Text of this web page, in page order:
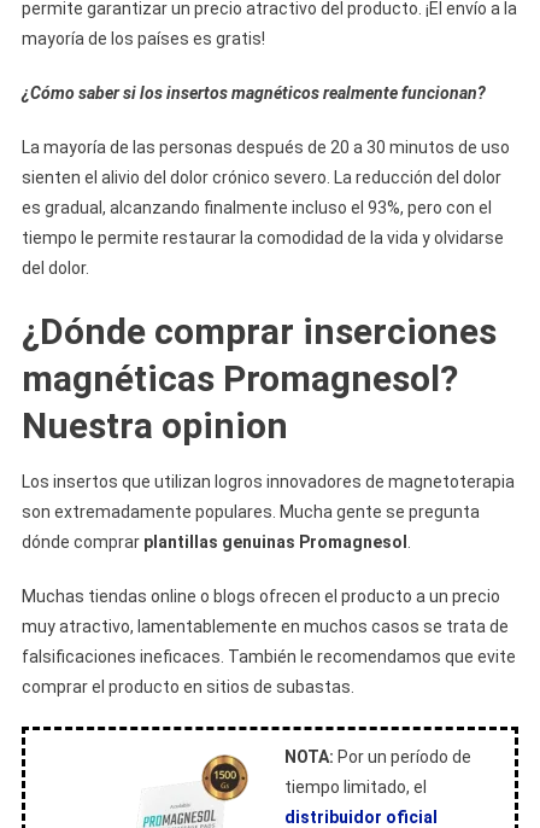
permite garantizar un precio atractivo del producto. ¡El envío a la
mayoría de los países es gratis!
¿Cómo saber si los insertos magnéticos realmente funcionan?
La mayoría de las personas después de 20 a 30 minutos de uso
sienten el alivio del dolor crónico severo. La reducción del dolor
es gradual, alcanzando finalmente incluso el 93%, pero con el
tiempo le permite restaurar la comodidad de la vida y olvidarse
del dolor.
¿Dónde comprar inserciones
magnéticas Promagnesol?
Nuestra opinion
Los insertos que utilizan logros innovadores de magnetoterapia
son extremadamente populares. Mucha gente se pregunta
dónde comprar plantillas genuinas Promagnesol
Muchas tiendas online o blogs ofrecen el producto a un precio
muy atractivo, lamentablemente en muchos casos se trata de
falsificaciones ineficaces. También le recomendamos que evite
comprar el producto en sitios de subastas.
NOTA: Por un período de
tiempo limitado, el
distribuidor oficial